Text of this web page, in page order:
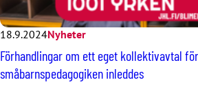
18.9.2024Nyheter
Förhandlingar om ett eget kollektivavtal
småbarnspedagogiken inleddes